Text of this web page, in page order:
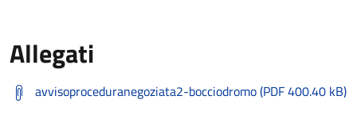
Allegati
avvisoproceduranegoziata2-bocciodromo (PDF 400.40 kB)